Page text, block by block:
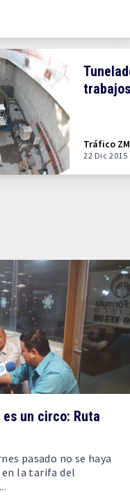
Tráfico
22 Dic 2015
un circo: Ruta
pasado no se haya
la tarifa del